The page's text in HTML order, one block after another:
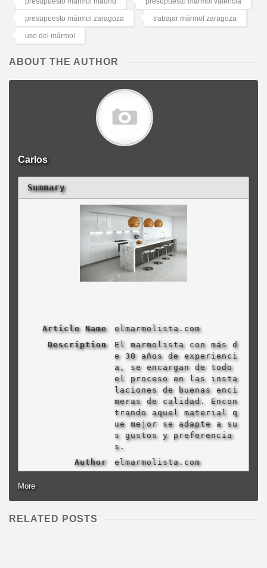
presupuesto mármol zaragoza trabajar mármol zaragoza
uso del mármol
ABOUT THE AUTHOR
Carlos
Summary
Article Name
elmarmolista.com
Description
El marmolista con más d
e 30 años de experienci
a, se encargan de todo
el proceso en las insta
laciones de buenas enci
meras de calidad. Encon
trando aquel material q
ue mejor se adapte a su
s gustos y preferencia
s.
Author
elmarmolista.com
More
RELATED POSTS